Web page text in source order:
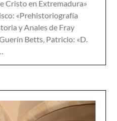
Cristo en Extremadura»
«Prehistoriografía
y Anales de Fray
Betts, Patricio: «D.